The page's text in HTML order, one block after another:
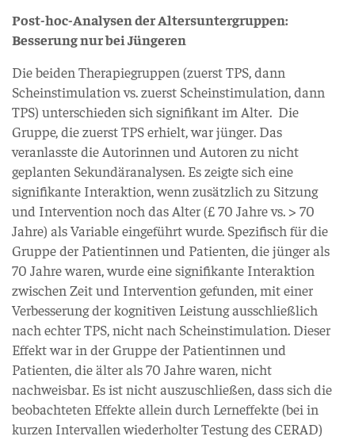
Post-hoc-Analysen der Altersuntergruppen:
Besserung nur bei Jüngeren
Die beiden Therapiegruppen (zuerst TPS, dann
Scheinstimulation vs. zuerst Scheinstimulation, dann
TPS) unterschieden sich signifikant im Alter. Die
Gruppe, die zuerst TPS erhielt, war jünger. Das
veranlasste die Autorinnen und Autoren zu nicht
geplanten Sekundäranalysen. Es zeigte sich eine
signifikante Interaktion, wenn zusätzlich zu Sitzung
und Intervention noch das Alter (£ 70 Jahre vs. > 70
Jahre) als Variable eingeführt wurde. Spezifisch für die
Gruppe der Patientinnen und Patienten, die jünger als
70 Jahre waren, wurde eine signifikante Interaktion
zwischen Zeit und Intervention gefunden, mit einer
Verbesserung der kognitiven Leistung ausschließlich
nach echter TPS, nicht nach Scheinstimulation. Dieser
Effekt war in der Gruppe der Patientinnen und
Patienten, die älter als 70 Jahre waren, nicht
nachweisbar. Es ist nicht auszuschließen, dass sich die
beobachteten Effekte allein durch Lerneffekte (bei in
kurzen Intervallen wiederholter Testung des CERAD)